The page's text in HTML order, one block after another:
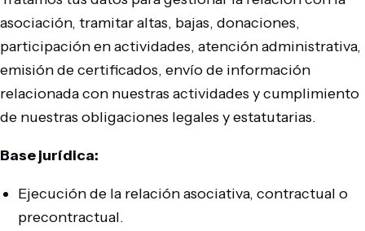
asociación, tramitar altas, bajas, donaciones,
participación en actividades, atención administrativa,
emisión de certificados, envío de información
relacionada con nuestras actividades y cumplimiento
de nuestras obligaciones legales y estatutarias.
Base jurídica:
Ejecución de la relación asociativa, contractual o
precontractual.